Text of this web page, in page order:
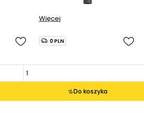
Więcej
Do koszyka
0 PLN